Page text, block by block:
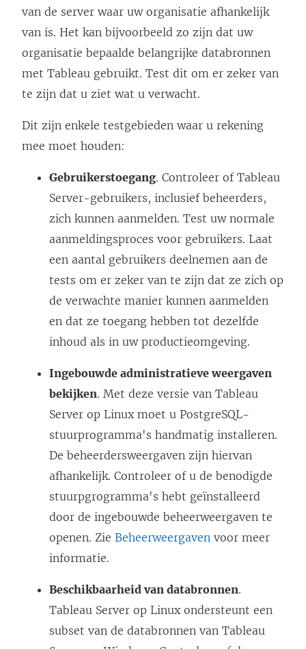
van de server waar uw organisatie afhankelijk
van is. Het kan bijvoorbeeld zo zijn dat uw
organisatie bepaalde belangrijke databronnen
met Tableau gebruikt. Test dit om er zeker van
te zijn dat u ziet wat u verwacht.
Dit zijn enkele testgebieden waar u rekening
mee moet houden:
Gebruikerstoegang. Controleer of Tableau
Server-gebruikers, inclusief beheerders,
zich kunnen aanmelden. Test uw normale
aanmeldingsproces voor gebruikers. Laat
een aantal gebruikers deelnemen aan de
tests om er zeker van te zijn dat ze zich op
de verwachte manier kunnen aanmelden
en dat ze toegang hebben tot dezelfde
inhoud als in uw productieomgeving.
Ingebouwde administratieve weergaven
bekijken. Met deze versie van Tableau
Server op Linux moet u PostgreSQL-
stuurprogramma's handmatig installeren.
De beheerdersweergaven zijn hiervan
afhankelijk. Controleer of u de benodigde
stuurpgrogramma's hebt geïnstalleerd
door de ingebouwde beheerweergaven te
openen. Zie Beheerweergaven voor meer
informatie.
Beschikbaarheid van databronnen.
Tableau Server op Linux ondersteunt een
subset van de databronnen van Tableau